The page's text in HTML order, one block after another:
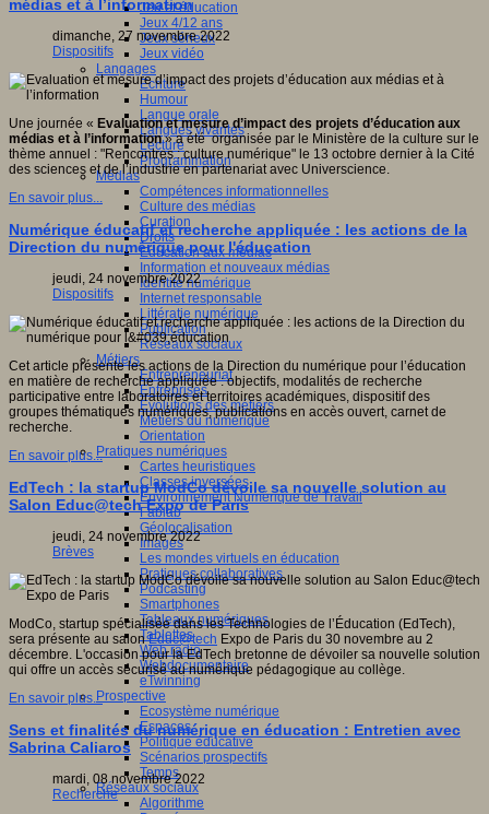
Jeu et éducation
Jeux 4/12 ans
Jeux sérieux
Jeux vidéo
Langages
Ecriture
Humour
Langue orale
Langues vivantes
Lecture
Programmation
Médias
Compétences informationnelles
Culture des médias
Curation
Droits
Education aux médias
Information et nouveaux médias
Identité numérique
Internet responsable
Littératie numérique
Publication
Réseaux sociaux
Métiers
Entrepreneuriat
Entreprises
Evolutions des métiers
Métiers du numérique
Orientation
Pratiques numériques
Cartes heuristiques
Classes inversées
Environnement Numérique de Travail
Fablab
Géolocalisation
Images
Les mondes virtuels en éducation
Pratiques collaboratives
Podcasting
Smartphones
Tableaux numériques
Tablettes
Web radio
Webdocumentaire
eTwinning
Prospective
Ecosystème numérique
Espaces
Politique éducative
Scénarios prospectifs
Temps
Réseaux sociaux
Algorithme
médias et à l’information
dimanche, 27 novembre 2022
Dispositifs
Une journée « Evaluation et mesure d’impact des projets d’éducation aux
médias et à l’information» a été organisée par le Ministère de la culture sur le
thème annuel : "Rencontres : culture numérique" le 13 octobre dernier à la Cité
des sciences et de l’industrie en partenariat avec Universcience.
En savoir plus...
Numérique éducatif et recherche appliquée : les actions de la
Direction du numérique pour l'éducation
jeudi, 24 novembre 2022
Dispositifs
Cet article présente les actions de la Direction du numérique pour l’éducation
en matière de recherche appliquée : objectifs, modalités de recherche
participative entre laboratoires et territoires académiques, dispositif des
groupes thématiques numériques, publications en accès ouvert, carnet de
recherche.
En savoir plus...
EdTech : la startup ModCo dévoile sa nouvelle solution au
Salon Educ@tech Expo de Paris
jeudi, 24 novembre 2022
Brèves
ModCo, startup spécialisée dans les Technologies de l’Éducation (EdTech),
sera présente au salonEduc@tech Expo de Paris du 30 novembre au 2
décembre. L'occasion pour la EdTech bretonne de dévoiler sa nouvelle solution
qui offre un accès sécurisé au numérique pédagogique au collège.
En savoir plus...
Sens et finalités du numérique en éducation : Entretien avec
Sabrina Caliaros
mardi, 08 novembre 2022
Recherche